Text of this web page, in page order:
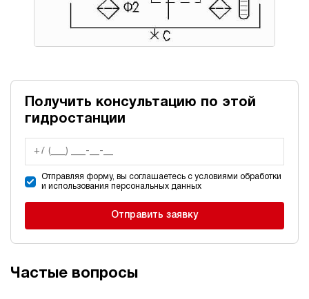
Получить консультацию по этой
гидростанции
Отправляя форму, вы соглашаетесь с условиями обработки
и использования персональных данных
Отправить заявку
Частые вопросы